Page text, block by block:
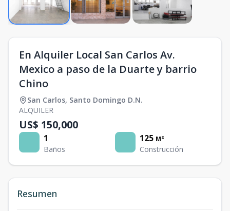
En Alquiler Local San Carlos Av.
Mexico a paso de la Duarte y barrio
Chino
San Carlos, Santo Domingo D.N.
ALQUILER
US$ 150,000
1
Baños
125 M²
Construcción
Resumen